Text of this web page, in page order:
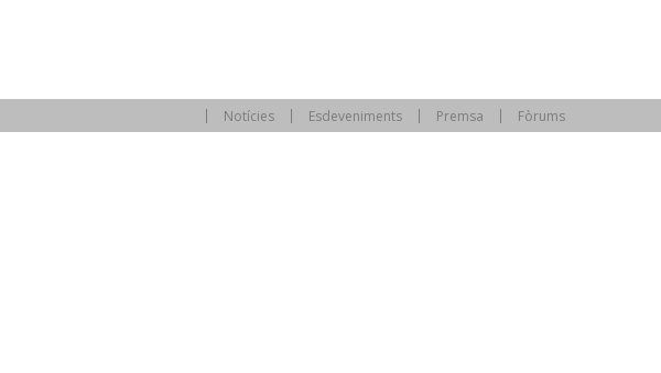
Notícies Esdeveniments Premsa Fòrums